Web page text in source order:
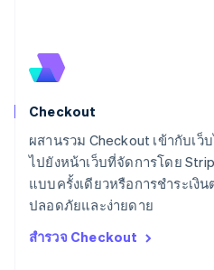
Checkout
ผสานรวม Checkout เข้ากับเ
ไปยังหน้าเว็บที่จัดการโดย
แบบครั้งเดียวหรือการชำระเงิ
ปลอดภัยและง่ายดาย
สำรวจ Checkout
สโลวาเกีย
English
EnglishItaliano
สวิตเซอร์แลนด์
Deutsch Français Italiano
สวีเดน
SvenskaEnglish
สหรัฐอเมริกา
สหรัฐอาหรับเอมิเรตส์